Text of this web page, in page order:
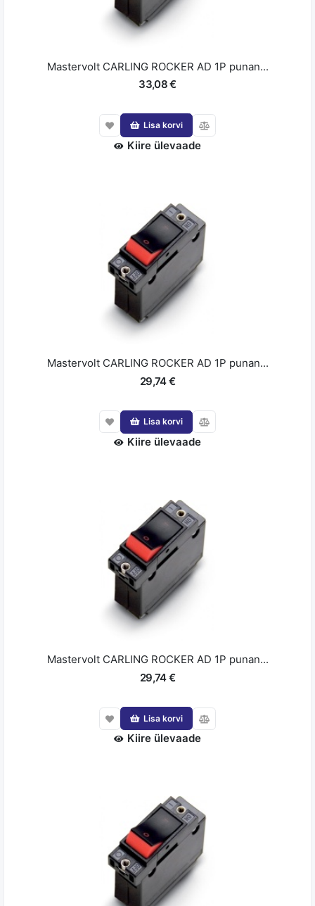
Mastervolt CARLING ROCKER AD 1P punan...
33,08 €
Lisa korvi
Kiire ülevaade
Mastervolt CARLING ROCKER AD 1P punan...
29,74 €
Lisa korvi
Kiire ülevaade
Mastervolt CARLING ROCKER AD 1P punan...
29,74 €
Lisa korvi
Kiire ülevaade